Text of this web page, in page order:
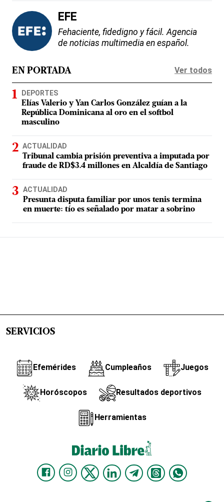
EFE
Fehaciente, fidedigno y fácil. Agencia
de noticias multimedia en español.
EN PORTADA Ver todos
DEPORTES
Elías Valerio y Yan Carlos González guían a la
República Dominicana al oro en el softbol
masculino
ACTUALIDAD
Tribunal cambia prisión preventiva a imputada por
fraude de RD$3.4 millones en Alcaldía de Santiago
ACTUALIDAD
Presunta disputa familiar por unos tenis termina
en muerte: tío es señalado por matar a sobrino
SERVICIOS
Efemérides Cumpleaños Juegos
Horóscopos Resultados deportivos
Herramientas